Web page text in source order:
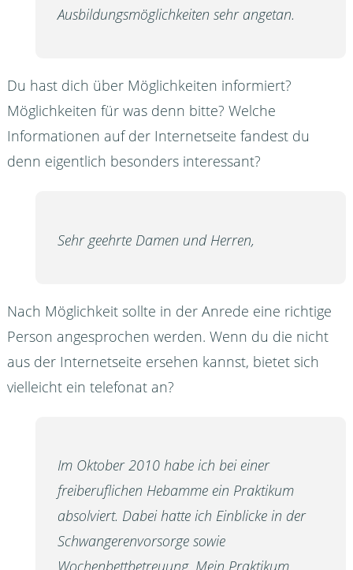
Ausbildungsmöglichkeiten sehr angetan.
Du hast dich über Möglichkeiten informiert?
Möglichkeiten für was denn bitte? Welche
Informationen auf der Internetseite fandest du
denn eigentlich besonders interessant?
Sehr geehrte Damen und Herren,
Nach Möglichkeit sollte in der Anrede eine richtige
Person angesprochen werden. Wenn du die nicht
aus der Internetseite ersehen kannst, bietet sich
vielleicht ein telefonat an?
Im Oktober 2010 habe ich bei einer
freiberuflichen Hebamme ein Praktikum
absolviert. Dabei hatte ich Einblicke in der
Schwangerenvorsorge sowie
Wochenbettbetreuung. Mein Praktikum